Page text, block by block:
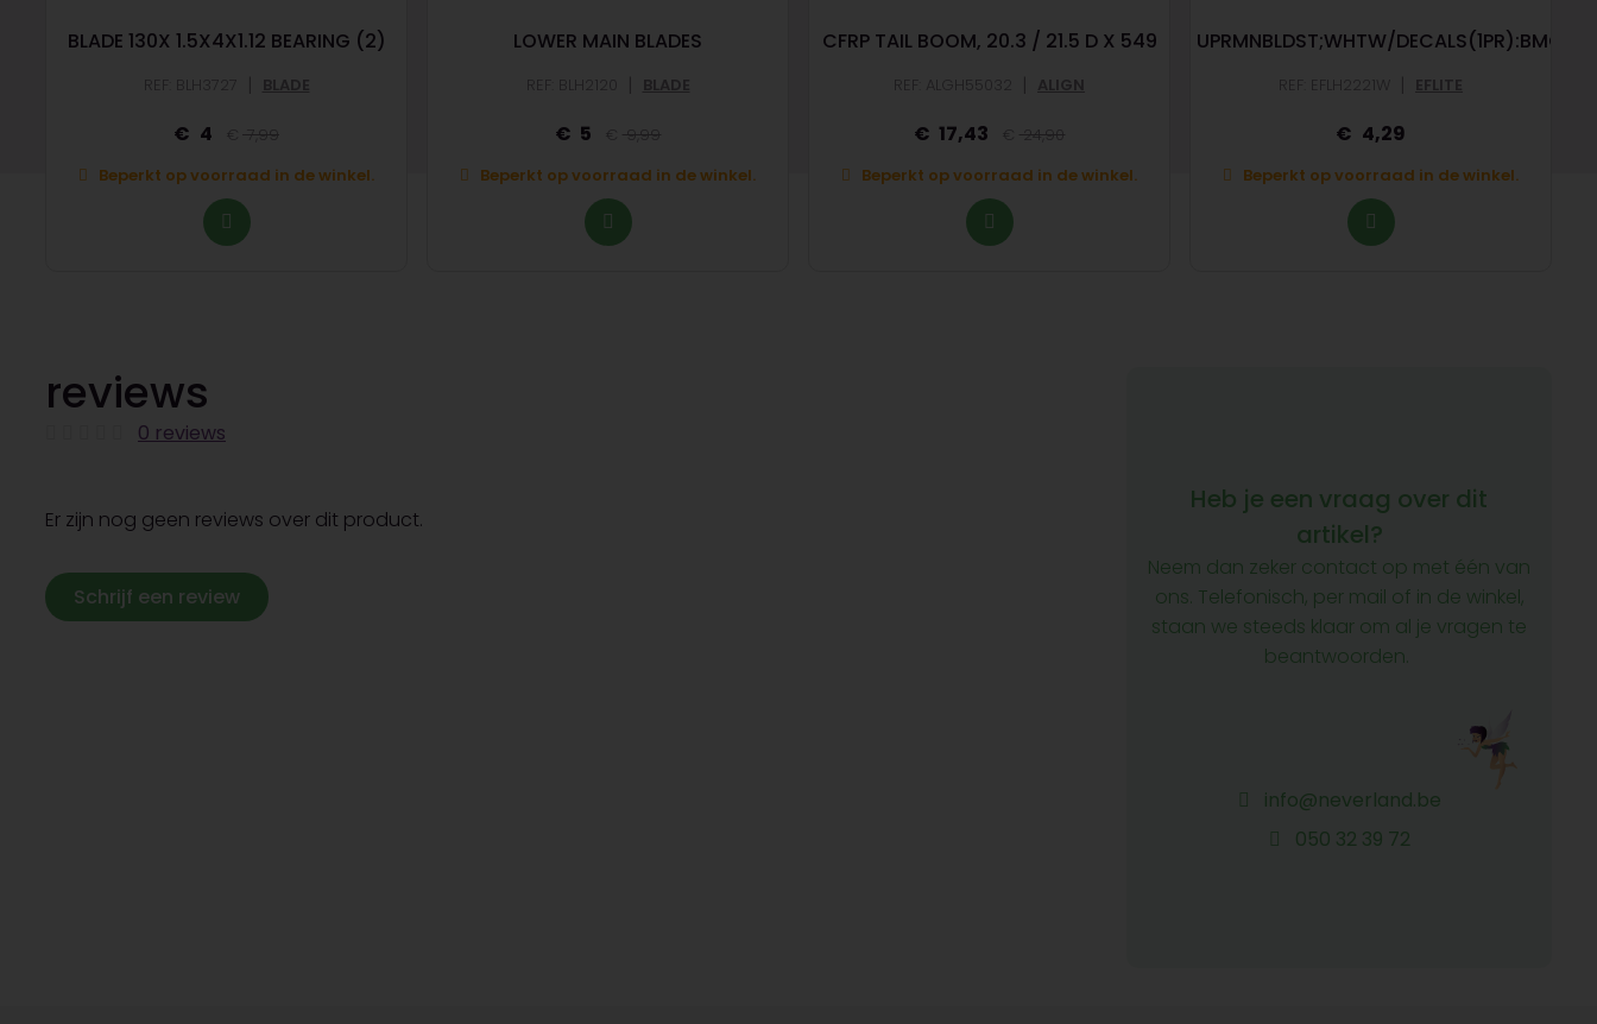
BLADE 130X 1.5X4X1.12 BEARING (2)
| BLADE
4
7,99
Beperkt op voorraad in de winkel.
LOWER MAIN BLADES
| BLADE
5
9,99
Beperkt op voorraad in de winkel.
CFRP TAIL BOOM, 20.3 / 21.5 D X 549
| ALIGN
17,43
24,90
Beperkt op voorraad in de winkel.
UPRMNBLDST;WHTW/DECALS(1PR):BMCX
| EFLITE
4,29
Beperkt op voorraad in de winkel.
reviews
0 reviews
Er zijn nog geen reviews over dit product.
Schrijf een review
Heb je een vraag over dit
artikel?
Neem dan zeker contact op met één van
ons. Telefonisch, per mail of in de winkel,
staan we steeds klaar om al je vragen te
beantwoorden.
info@neverland.be
050 32 39 72